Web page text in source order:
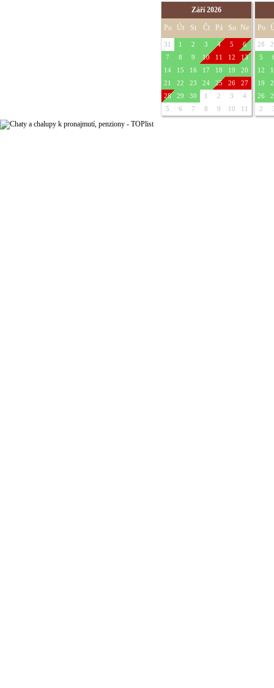
Září 2026
Po Út St Čt Pá So Ne
31 1 2 3 4 5
6
7
8 9 10 11 12
13
14
15 16 17 18 19
20
21
22 23 24 25 26
27
28
29 30 1 2 3
4
5
6 7 8 9 10 11
Po
28
5
12
19
26
2